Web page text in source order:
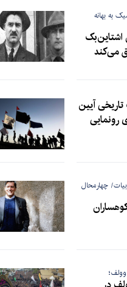
به بهانه
می‌کند
آیین
رونمایی
چهارمحال
وولف؛